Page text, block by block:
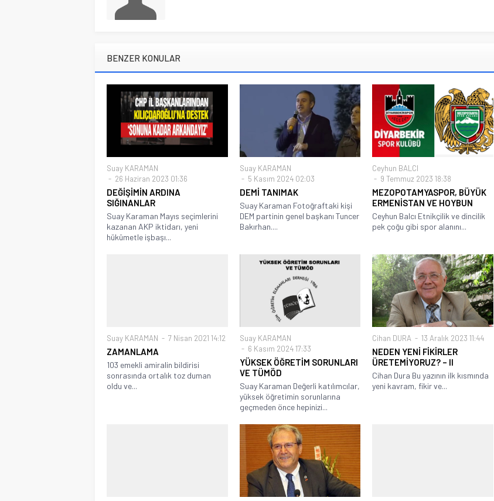
BENZER KONULAR
Suay KARAMAN
26 Haziran 2023 01:36
DEĞİŞİMİN ARDINA
SIĞINANLAR
Suay Karaman Mayıs seçimlerini
kazanan AKP iktidarı, yeni
hükümetle işbaşı...
Suay KARAMAN
5 Kasım 2024 02:03
DEMİ TANIMAK
Suay Karaman Fotoğraftaki kişi
DEM partinin genel başkanı Tuncer
Bakırhan....
Ceyhun BALCI
9 Temmuz 2023 18:38
MEZOPOTAMYASPOR, BÜYÜK
ERMENİSTAN VE HOYBUN
Ceyhun Balcı Etnikçilik ve dincilik
pek çoğu gibi spor alanını...
Suay KARAMAN 7 Nisan 2021 14:12
ZAMANLAMA
103 emekli amiralin bildirisi
sonrasında ortalık toz duman
oldu ve...
Suay KARAMAN
6 Kasım 2024 17:33
YÜKSEK ÖĞRETİM SORUNLARI
VE TÜMÖD
Suay Karaman Değerli katılımcılar,
yüksek öğretimin sorunlarına
geçmeden önce hepinizi...
Cihan DURA 13 Aralık 2023 11:44
NEDEN YENİ FİKİRLER
ÜRETEMİYORUZ? – II
Cihan Dura Bu yazının ilk kısmında
yeni kavram, fikir ve...